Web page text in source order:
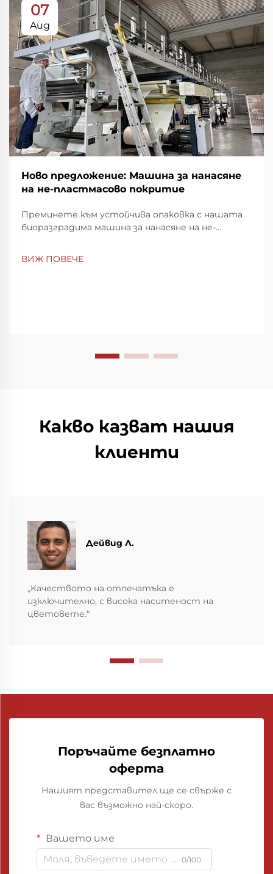
07
Aug
Ново предложение: Машина за нанасяне
на не-пластмасово покритие
Преминете към устойчива опаковка с нашата
биоразградима машина за нанасяне на не-
въздействие. Научете повече сега.
ВИЖ ПОВЕЧЕ
Какво казват нашия
клиенти
Дейвид Л.
„Качеството на отпечатъка е
изключително, с висока наситеност на
цветовете.“
Поръчайте безплатно
оферта
Нашият представител ще се свърже с
вас възможно най-скоро.
Вашето име
0/100